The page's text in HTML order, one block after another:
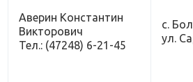
Аверин Константин
Викторович
Тел.: (47248) 6-21-45
с.
ул.